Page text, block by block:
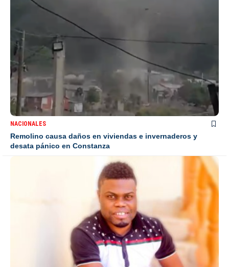
NACIONALES
Remolino causa daños en viviendas e invernaderos y
desata pánico en Constanza